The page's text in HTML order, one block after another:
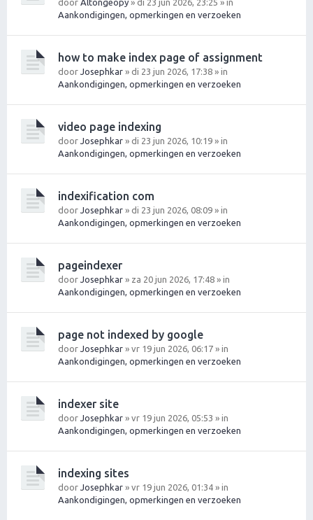
door Altongeopy » di 23 jun 2026, 23:25 » in
Aankondigingen, opmerkingen en verzoeken
how to make index page of assignment
door Josephkar » di 23 jun 2026, 17:38 » in
Aankondigingen, opmerkingen en verzoeken
video page indexing
door Josephkar » di 23 jun 2026, 10:19 » in
Aankondigingen, opmerkingen en verzoeken
indexification com
door Josephkar » di 23 jun 2026, 08:09 » in
Aankondigingen, opmerkingen en verzoeken
pageindexer
door Josephkar » za 20 jun 2026, 17:48 » in
Aankondigingen, opmerkingen en verzoeken
page not indexed by google
door Josephkar » vr 19 jun 2026, 06:17 » in
Aankondigingen, opmerkingen en verzoeken
indexer site
door Josephkar » vr 19 jun 2026, 05:53 » in
Aankondigingen, opmerkingen en verzoeken
indexing sites
door Josephkar » vr 19 jun 2026, 01:34 » in
Aankondigingen, opmerkingen en verzoeken